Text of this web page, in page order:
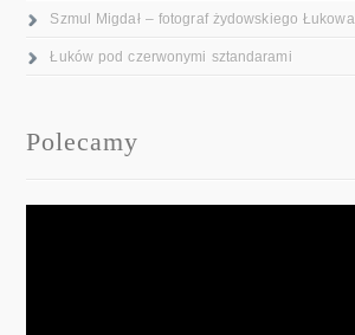
Szmul Migdał – fotograf żydowskiego Łukowa
Łuków pod czerwonymi sztandarami
Polecamy